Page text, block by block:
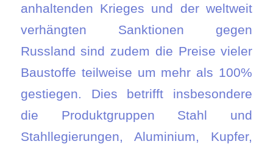
anhaltenden Krieges und der weltweit
verhängten Sanktionen gegen
Russland sind zudem die Preise vieler
Baustoffe teilweise um mehr als 100%
gestiegen. Dies betrifft insbesondere
die Produktgruppen Stahl und
Stahllegierungen, Aluminium, Kupfer,